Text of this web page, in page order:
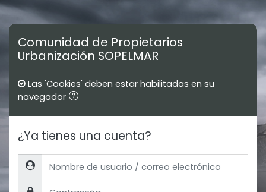
Comunidad de Propietarios
Urbanización SOPELMAR
Las 'Cookies' deben estar habilitadas en su
navegador
¿Ya tienes una cuenta?
Nombre de usuario / correo electrónico
Contraseña